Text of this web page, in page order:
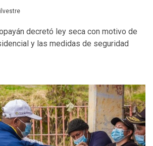
decretó ley seca con motivo de
y las medidas de seguridad